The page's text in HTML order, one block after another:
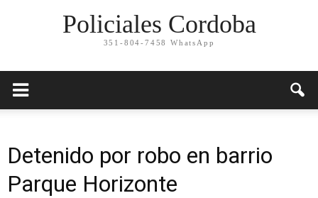
Policiales Cordoba
351-804-7458 WhatsApp
Detenido por robo en barrio
Parque Horizonte